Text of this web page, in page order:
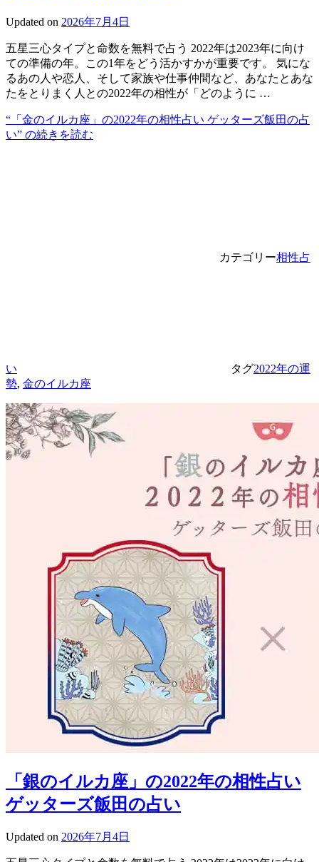
Updated on 2026年7月4日
五星三心タイプと命数を無料で占う 2022年は2023年に向け
ての準備の年。この1年をどう活かすかが重要です。 気にな
るあの人や恋人、そして家族や仕事仲間など、あなたとあな
たをとりまく人との2022年の相性が「どのように …
“「金のイルカ座」の2022年の相性占い ゲッターズ飯田の占
い” の続きを読む
カテゴリー相性占
い タグ2022年の運
勢, 金のイルカ座
「銀のイルカ座」の2022年の相性占い
ゲッターズ飯田の占い
Updated on 2026年7月4日